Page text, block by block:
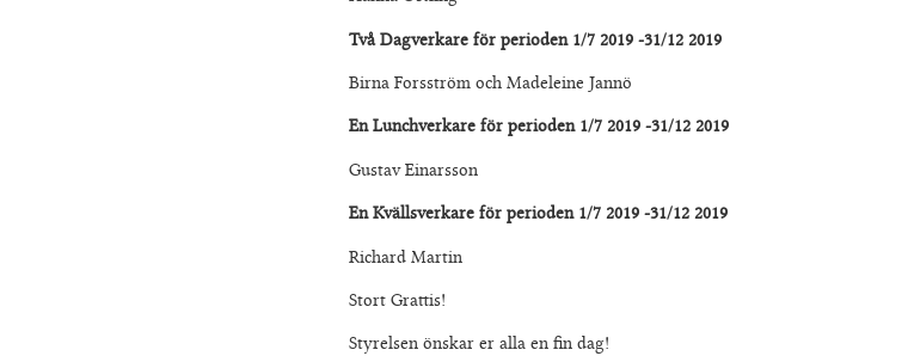
Två Dagverkare för perioden 1/7 2019 -31/12 2019
Birna Forsström och Madeleine Jannö
En Lunchverkare för perioden 1/7 2019 -31/12 2019
Gustav Einarsson
En Kvällsverkare för perioden 1/7 2019 -31/12 2019
Richard Martin
Stort Grattis!
Styrelsen önskar er alla en fin dag!